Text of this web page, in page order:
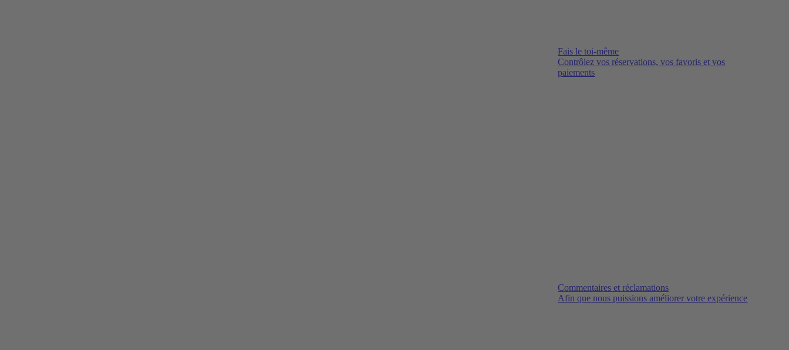
Fais le toi-même
Contrôlez vos réservations, vos favoris et vos
paiements
Commentaires et réclamations
Afin que nous puissions améliorer votre expérience